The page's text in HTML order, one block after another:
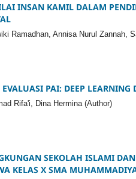
INSAN KAMIL DALAM
Ramadhan, Annisa Nurul Zannah,
EVALUASI PAI: DEEP
Rifa'i, Dina Hermina (Author)
SEKOLAH ISLAMI
KELAS X SMA